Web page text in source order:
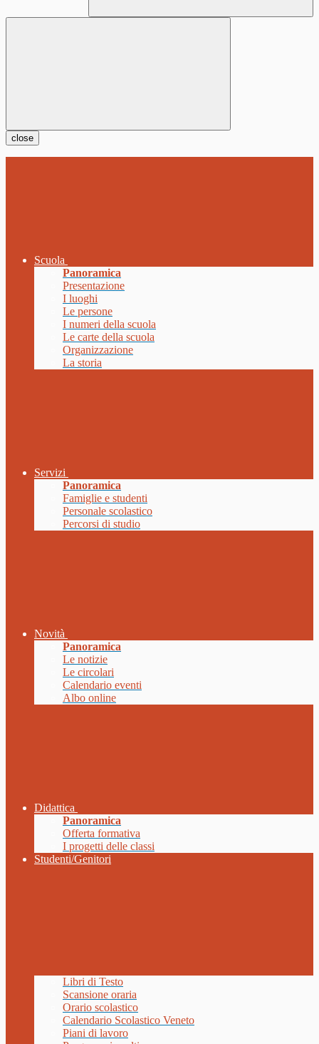
close
Scuola
Panoramica
Presentazione
I luoghi
Le persone
I numeri della scuola
Le carte della scuola
Organizzazione
La storia
Servizi
Panoramica
Famiglie e studenti
Personale scolastico
Percorsi di studio
Novità
Panoramica
Le notizie
Le circolari
Calendario eventi
Albo online
Didattica
Panoramica
Offerta formativa
I progetti delle classi
Studenti/Genitori
Libri di Testo
Scansione oraria
Orario scolastico
Calendario Scolastico Veneto
Piani di lavoro